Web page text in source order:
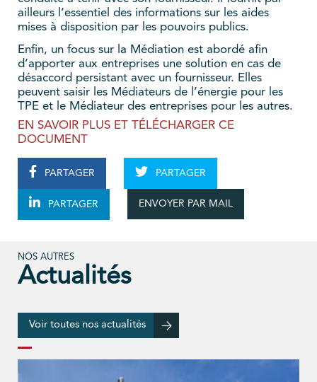
ailleurs l’essentiel des informations sur les aides
mises à disposition par les pouvoirs publics.
Enfin, un focus sur la Médiation est abordé afin
d’apporter aux entreprises une solution en cas de
désaccord persistant avec un fournisseur. Elles
peuvent saisir les Médiateurs de l’énergie pour les
TPE et le Médiateur des entreprises pour les autres.
EN SAVOIR PLUS ET TÉLÉCHARGER CE
DOCUMENT
PARTAGER PARTAGER
PARTAGER ENVOYER PAR MAIL
NOS AUTRES
Actualités
Voir toutes nos actualités